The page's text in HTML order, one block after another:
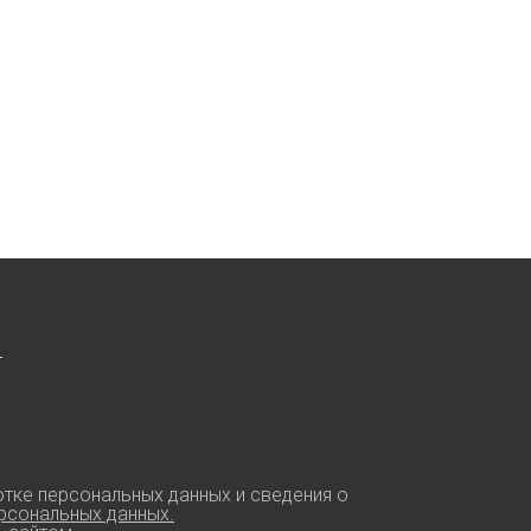
персональных данных и сведения о
данных.